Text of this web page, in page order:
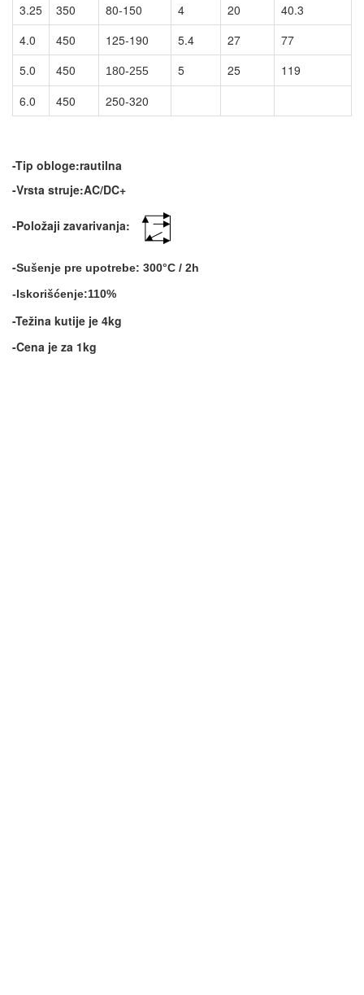
3.25 350 80-150 4 20
40.3
4.0
450 125-190 5.4 27
77
5.0
450 180-255 5 25
119
6.0
450 250-320
-Tip obloge:rautilna
-Vrsta struje:AC/DC+
-Položaji zavarivanja:
-Sušenje pre upotrebe: 300°C / 2h
-Iskorišćenje:110%
-Težina kutije je 4kg
-Cena je za 1kg